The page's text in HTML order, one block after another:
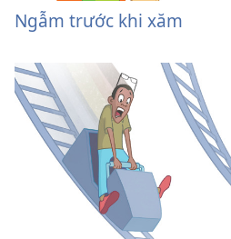
Ngẫm trước khi xăm